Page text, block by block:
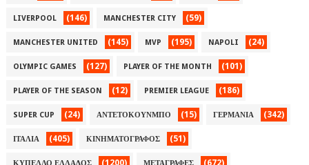
LIVERPOOL (146) MANCHESTER CITY (59)
MANCHESTER UNITED (145) MVP (195) NAPOLI (24)
OLYMPIC GAMES (127) PLAYER OF THE MONTH (101)
PLAYER OF THE SEASON (12) PREMIER LEAGUE (186)
SUPER CUP (24) ΑΝΤΕΤΟΚΟΥΝΜΠΟ (15) ΓΕΡΜΑΝΙΑ (342)
ΙΤΑΛΙΑ (405) ΚΙΝΗΜΑΤΟΓΡΑΦΟΣ (51)
(1200) (672)